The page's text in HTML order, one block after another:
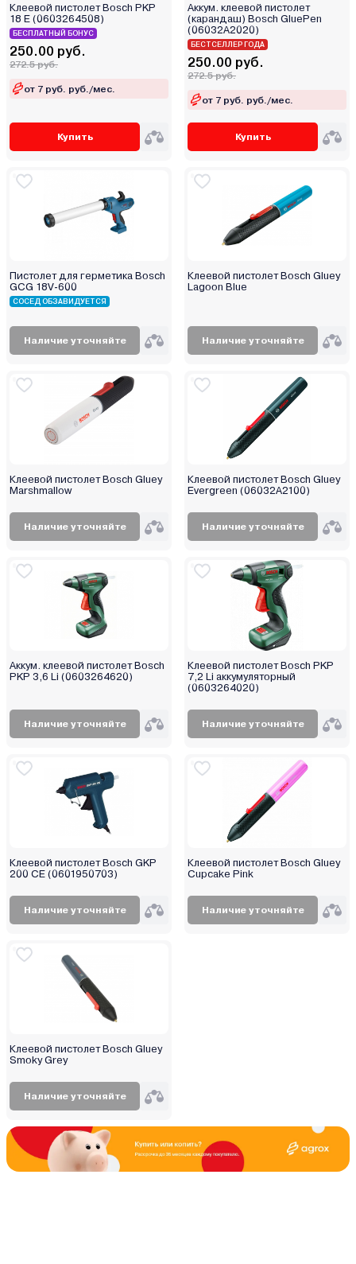
Клеевой пистолет Bosch PKP
18 E (0603264508)
БЕСПЛАТНЫЙ БОНУС
250.00 руб.
272.5 руб.
от 7 руб. руб./мес.
Купить
Аккум. клеевой пистолет
(карандаш) Bosch GluePen
(06032A2020)
БЕСТСЕЛЛЕР ГОДА
250.00 руб.
272.5 руб.
от 7 руб. руб./мес.
Купить
Пистолет для герметика Bosch
GCG 18V-600
СОСЕД ОБЗАВИДУЕТСЯ
Наличие уточняйте
Клеевой пистолет Bosch Gluey
Lagoon Blue
Наличие уточняйте
Клеевой пистолет Bosch Gluey
Marshmallow
Наличие уточняйте
Клеевой пистолет Bosch Gluey
Evergreen (06032A2100)
Наличие уточняйте
Аккум. клеевой пистолет Bosch
PKP 3,6 Li (0603264620)
Наличие уточняйте
Клеевой пистолет Bosch PKP
7,2 Li аккумуляторный
(0603264020)
Наличие уточняйте
Клеевой пистолет Bosch GKP
200 CE (0601950703)
Наличие уточняйте
Клеевой пистолет Bosch Gluey
Cupcake Pink
Наличие уточняйте
Клеевой пистолет Bosch Gluey
Smoky Grey
Наличие уточняйте